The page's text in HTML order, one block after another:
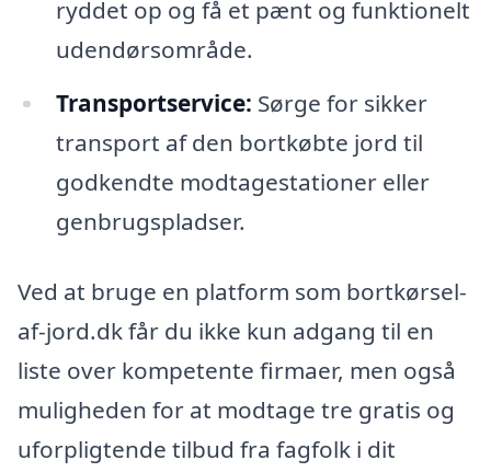
ryddet op og få et pænt og funktionelt
udendørsområde.
Transportservice: Sørge for sikker
transport af den bortkøbte jord til
godkendte modtagestationer eller
genbrugspladser.
Ved at bruge en platform som bortkørsel-
af-jord.dk får du ikke kun adgang til en
liste over kompetente firmaer, men også
muligheden for at modtage tre gratis og
uforpligtende tilbud fra fagfolk i dit